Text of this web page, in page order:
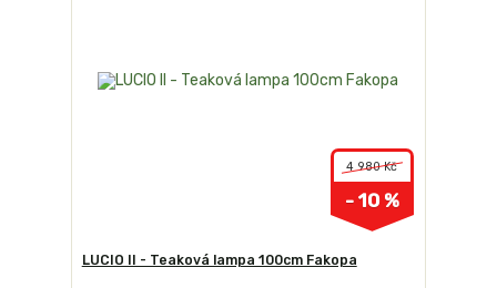
4 980 Kč
- 10 %
LUCIO II - Teaková lampa 100cm Fakopa